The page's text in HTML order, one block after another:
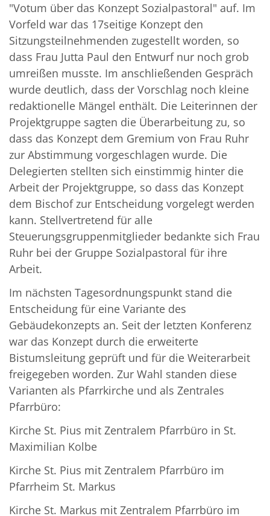
"Votum über das Konzept Sozialpastoral" auf. Im
Vorfeld war das 17seitige Konzept den
Sitzungsteilnehmenden zugestellt worden, so
dass Frau Jutta Paul den Entwurf nur noch grob
umreißen musste. Im anschließenden Gespräch
wurde deutlich, dass der Vorschlag noch kleine
redaktionelle Mängel enthält. Die Leiterinnen der
Projektgruppe sagten die Überarbeitung zu, so
dass das Konzept dem Gremium von Frau Ruhr
zur Abstimmung vorgeschlagen wurde. Die
Delegierten stellten sich einstimmig hinter die
Arbeit der Projektgruppe, so dass das Konzept
dem Bischof zur Entscheidung vorgelegt werden
kann. Stellvertretend für alle
Steuerungsgruppenmitglieder bedankte sich Frau
Ruhr bei der Gruppe Sozialpastoral für ihre
Arbeit.
Im nächsten Tagesordnungspunkt stand die
Entscheidung für eine Variante des
Gebäudekonzepts an. Seit der letzten Konferenz
war das Konzept durch die erweiterte
Bistumsleitung geprüft und für die Weiterarbeit
freigegeben worden. Zur Wahl standen diese
Varianten als Pfarrkirche und als Zentrales
Pfarrbüro:
Kirche St. Pius mit Zentralem Pfarrbüro in St.
Maximilian Kolbe
Kirche St. Pius mit Zentralem Pfarrbüro im
Pfarrheim St. Markus
Kirche St. Markus mit Zentralem Pfarrbüro im